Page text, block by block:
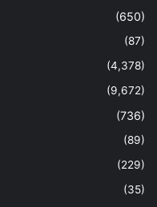
(650)
(87)
(4,378)
(9,672)
(736)
(89)
(229)
(35)